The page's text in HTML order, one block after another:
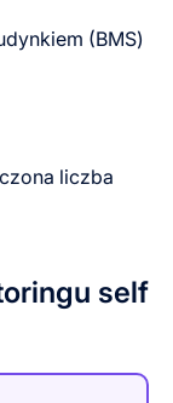
(BMS)
liczba
self